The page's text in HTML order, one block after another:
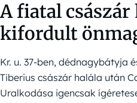
A fiatal császár
kifordult
Kr. u. 37-ben, dédnagybátyja
Tiberius császár halála után
Uralkodása igencsak